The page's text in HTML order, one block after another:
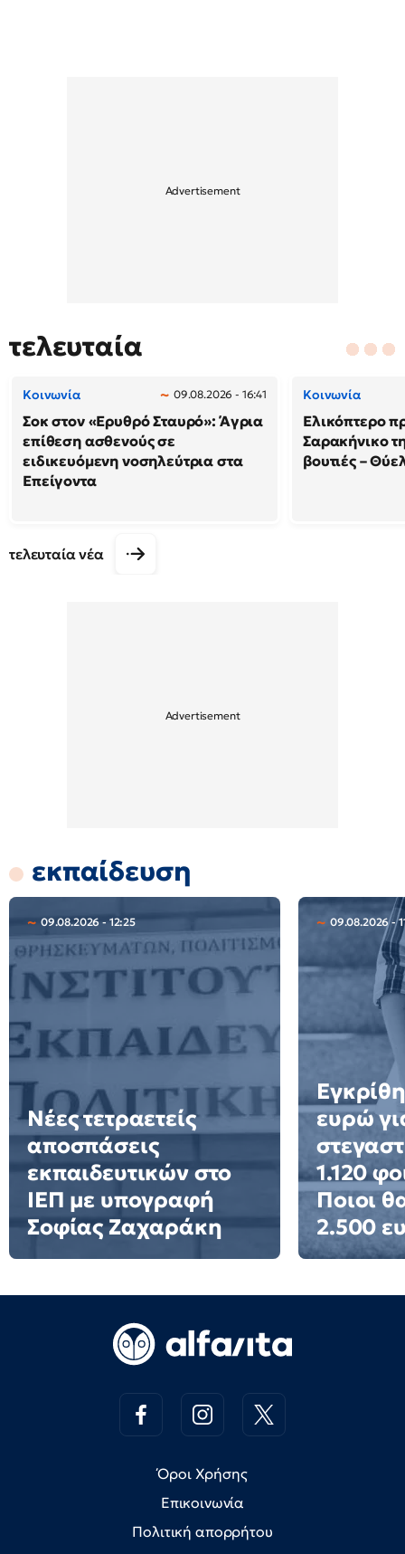
τελευταία
Κοινωνία 09.08.2026 - 16:41
Σοκ στον «Ερυθρό Σταυρό»: Άγρια
επίθεση ασθενούς σε
ειδικευόμενη νοσηλεύτρια στα
Επείγοντα
Κοινωνία
Ελικόπτερο
Σαρακήνικο
βουτιές –
τελευταία νέα
εκπαίδευση
09.08.2026 - 12:25
Νέες τετραετείς
αποσπάσεις
εκπαιδευτικών στο
ΙΕΠ με υπογραφή
Σοφίας Ζαχαράκη
09.08.2026 -
ευρώ
1.120
Ποιοι
2.500
Όροι Χρήσης
Επικοινωνία
Πολιτική απορρήτου